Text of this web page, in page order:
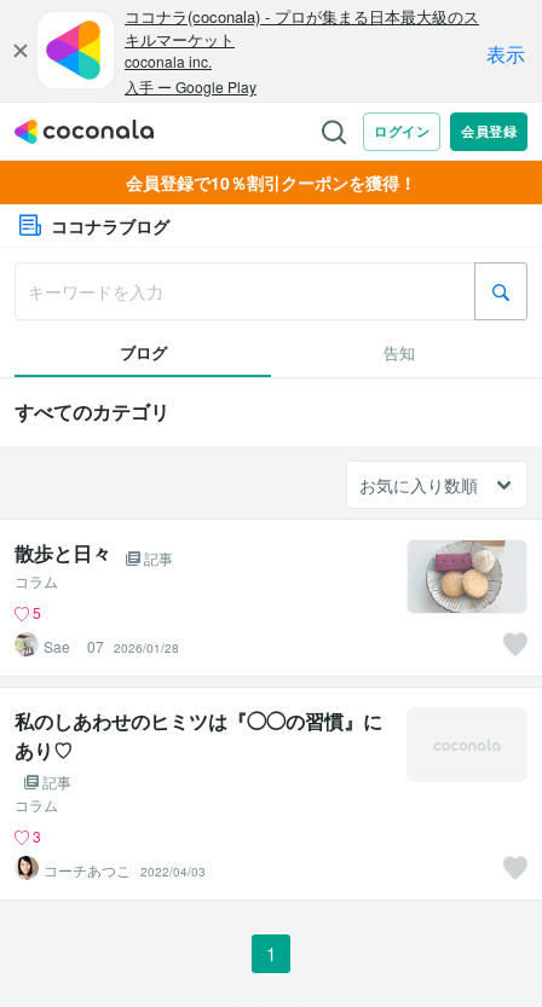
会員登録で10％割引クーポンを獲得！
ココナラブログ
ブログ 告知
すべてのカテゴリ
散歩と日々
記事
コラム
5
Sae__07 2026/01/28
私のしあわせのヒミツは『◯◯の習慣』に
あり♡
記事
コラム
3
コーチあつこ
2022/04/03
1